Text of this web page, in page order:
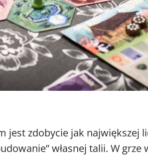
jest zdobycie jak największej
własnej talii. W grze